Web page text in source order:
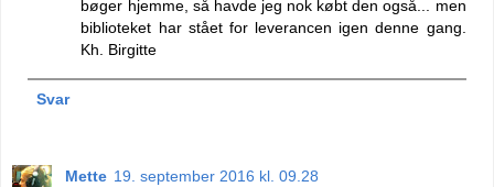
bøger hjemme, så havde jeg nok købt den også... men
biblioteket har stået for leverancen igen denne gang.
Kh. Birgitte
Svar
Mette 19. september 2016 kl. 09.28